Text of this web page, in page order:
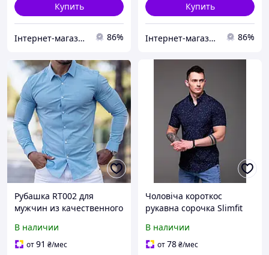
Купить
Інтернет-магазин Cool Top 86%
Купить
Інтернет-магазин Cool Top 86%
Рубашка RT002 для
мужчин из качественного
рукавом и классическим
воротником синего цвета
В наличии
от91 ₴/мес
Чоловіча короткос
рукавна сорочка Slimfit
якісного матеріалу для
стильного образу
В наличии
от78₴/мес